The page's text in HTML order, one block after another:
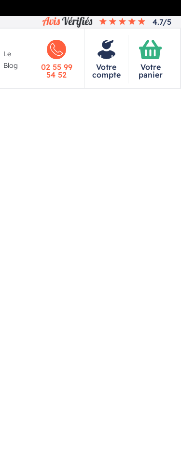
4.7/5
Le
Blog
02 55 99
54 52
Votre
compte
Votre
panier